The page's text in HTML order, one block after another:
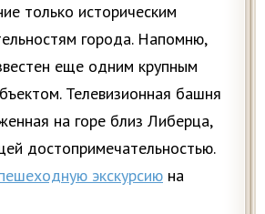
только историческим
города. Напомню,
еще одним крупным
Телевизионная башня
на горе близ Либерца,
достопримечательностью.
экскурсию на